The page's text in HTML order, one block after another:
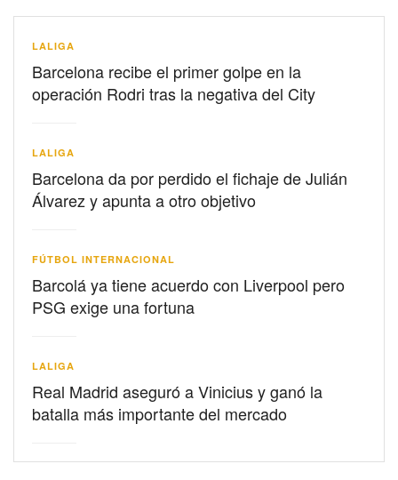
LALIGA
Barcelona recibe el primer golpe en la
operación Rodri tras la negativa del City
LALIGA
Barcelona da por perdido el fichaje de Julián
Álvarez y apunta a otro objetivo
FÚTBOL INTERNACIONAL
Barcolá ya tiene acuerdo con Liverpool pero
PSG exige una fortuna
LALIGA
Real Madrid aseguró a Vinicius y ganó la
batalla más importante del mercado